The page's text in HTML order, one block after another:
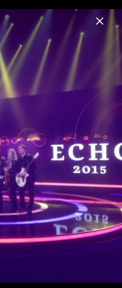
Menu
Fotos